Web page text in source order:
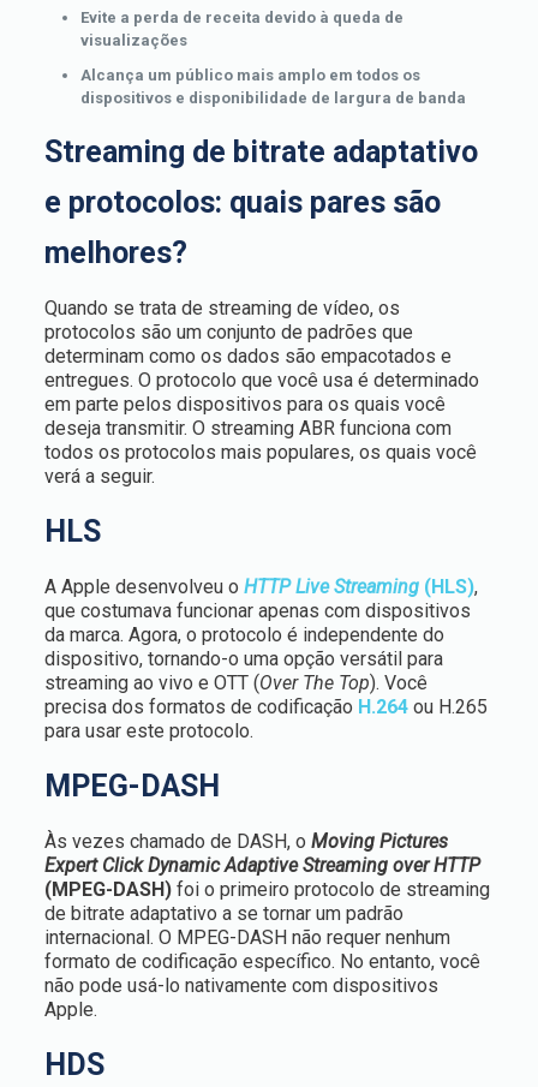
Evite a perda de receita devido à queda de
visualizações
Alcança um público mais amplo em todos os
dispositivos e disponibilidade de largura de banda
Streaming de bitrate adaptativo
e protocolos: quais pares são
melhores?
Quando se trata de streaming de vídeo, os
protocolos são um conjunto de padrões que
determinam como os dados são empacotados e
entregues. O protocolo que você usa é determinado
em parte pelos dispositivos para os quais você
deseja transmitir. O streaming ABR funciona com
todos os protocolos mais populares, os quais você
verá a seguir.
HLS
A Apple desenvolveu o HTTP Live Streaming(HLS),
que costumava funcionar apenas com dispositivos
da marca. Agora, o protocolo é independente do
dispositivo, tornando-o uma opção versátil para
streaming ao vivo e OTT (Over The Top). Você
precisa dos formatos de codificação H.264ou H.265
para usar este protocolo.
MPEG-DASH
Às vezes chamado de DASH, o Moving Pictures
Expert Click Dynamic Adaptive Streaming over HTTP
(MPEG-DASH)foi o primeiro protocolo de streaming
de bitrate adaptativo a se tornar um padrão
internacional. O MPEG-DASH não requer nenhum
formato de codificação específico. No entanto, você
não pode usá-lo nativamente com dispositivos
Apple.
HDS